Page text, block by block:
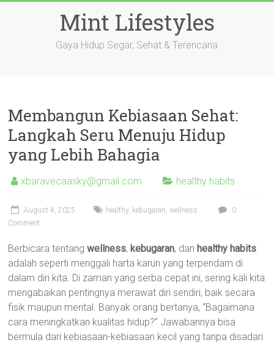
Mint Lifestyles
Gaya Hidup Segar, Sehat & Terencana
Membangun Kebiasaan Sehat:
Langkah Seru Menuju Hidup
yang Lebih Bahagia
xbaravecaasky@gmail.com healthy habits
August 4, 2025 healthy, kebugaran,wellness
0
Comment
Berbicara tentangwellness, kebugaran, dan healthy habits
adalah seperti menggali harta karun yang terpendam di
dalam diri kita. Di zaman yang serba cepat ini, sering kali kita
mengabaikan pentingnya merawat diri sendiri, baik secara
fisik maupun mental. Banyak orang bertanya, “Bagaimana
cara meningkatkan kualitas hidup?” Jawabannya bisa
bermula dari kebiasaan-kebiasaan kecil yang tanpa disadari